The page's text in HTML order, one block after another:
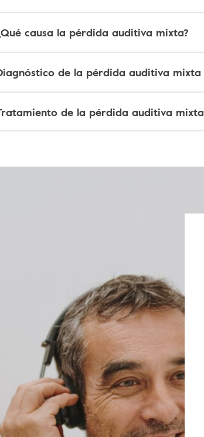
causa la pérdida auditiva mixta?
de la pérdida auditiva mixta
de la pérdida auditiva mixta